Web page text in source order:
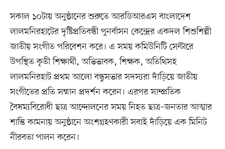
সকাল ১০টায় অনুষ্ঠানের শুরুতে আরডিআরএস বাংলাদেশ
লালমনিরহাটের দৃষ্টিপ্রতিবন্ধী পুনর্বাসন কেন্দ্রের একদল শিশুশিল্পী
জাতীয় সংগীত পরিবেশন করে। এ সময় কমিউনিটি সেন্টারে
উপস্থিত কৃতী শিক্ষার্থী, অভিভাবক, শিক্ষক, অতিথিসহ
লালমনিরহাট প্রথম আলো বন্ধুসভার সদস্যরা দাঁড়িয়ে জাতীয়
সংগীতের প্রতি সম্মান প্রদর্শন করেন। এরপর সাম্প্রতিক
বৈষম্যবিরোধী ছাত্র আন্দোলনের সময় নিহত ছাত্র–জনতার আত্মার
শান্তি কামনায় অনুষ্ঠানে অংশগ্রহণকারী সবাই দাঁড়িয়ে এক মিনিট
নীরবতা পালন করেন।